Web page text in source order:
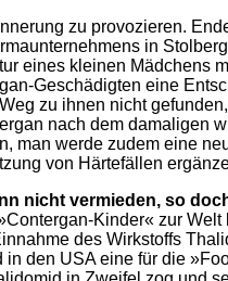
zu provozieren.
in
eines kleinen Mädchens
Geschädigten eine
zu ihnen nicht
nach dem damaligen
man werde zudem eine
von Härtefällen
nicht vermieden, so
Kinder« zur
des Wirkstoffs
den USA eine für die